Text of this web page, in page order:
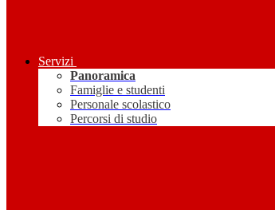
Servizi
Panoramica
Famiglie e studenti
Personale scolastico
Percorsi di studio